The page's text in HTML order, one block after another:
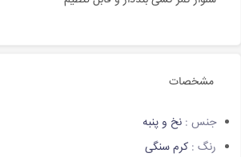
مشخصات
جنس : نخ و پنبه
رنگ : کرم سنگی